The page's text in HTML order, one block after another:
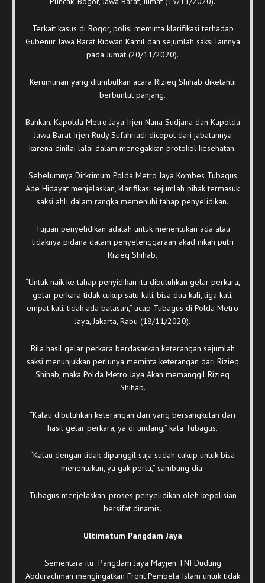
Terkait kasus di Bogor, polisi meminta klarifikasi terhadap
Gubenur Jawa Barat Ridwan Kamil dan sejumlah saksi lainnya
pada Jumat (20/11/2020).
Kerumunan yang ditimbulkan acara Rizieq Shihab diketahui
berbuntut panjang.
Bahkan, Kapolda Metro Jaya Irjen Nana Sudjana dan Kapolda
Jawa Barat Irjen Rudy Sufahriadi dicopot dari jabatannya
karena dinilai lalai dalam menegakkan protokol kesehatan.
Sebelumnya Dirkrimum Polda Metro Jaya Kombes Tubagus
Ade Hidayat menjelaskan, klarifikasi sejumlah pihak termasuk
saksi ahli dalam rangka memenuhi tahap penyelidikan.
Tujuan penyelidikan adalah untuk menentukan ada atau
tidaknya pidana dalam penyelenggaraan akad nikah putri
Rizieq Shihab.
“Untuk naik ke tahap penyidikan itu dibutuhkan gelar perkara,
gelar perkara tidak cukup satu kali, bisa dua kali, tiga kali,
empat kali, tidak ada batasan,” ucap Tubagus di Polda Metro
Jaya, Jakarta, Rabu (18/11/2020).
Bila hasil gelar perkara berdasarkan keterangan sejumlah
saksi menunjukkan perlunya meminta keterangan dari Rizieq
Shihab, maka Polda Metro Jaya Akan memanggil Rizieq
Shihab.
“Kalau dibutuhkan keterangan dari yang bersangkutan dari
hasil gelar perkara, ya di undang,” kata Tubagus.
“Kalau dengan tidak dipanggil saja sudah cukup untuk bisa
menentukan, ya gak perlu,” sambung dia.
Tubagus menjelaskan, proses penyelidikan oleh kepolisian
bersifat dinamis.
Ultimatum Pangdam Jaya
Sementara itu Pangdam Jaya Mayjen TNI Dudung
Abdurachman mengingatkan Front Pembela Islam untuk tidak